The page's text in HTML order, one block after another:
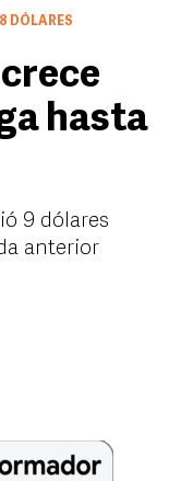
DÓLARES
hasta
9 dólares
anterior